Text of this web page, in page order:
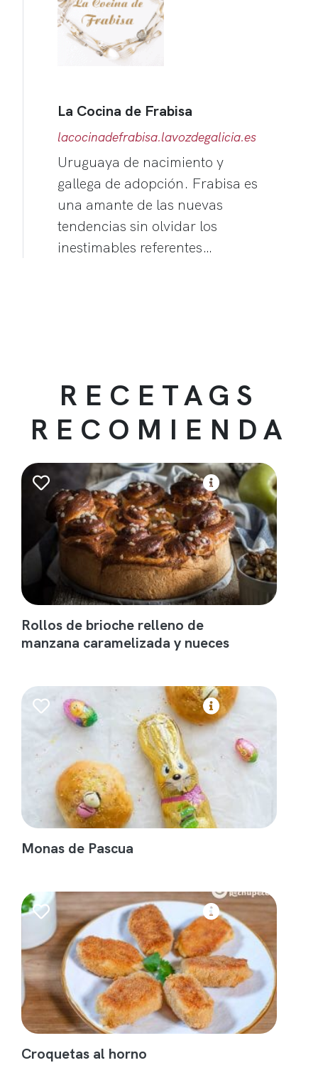
La Cocina de Frabisa
lacocinadefrabisa.lavozdegalicia.es
Uruguaya de nacimiento y
gallega de adopción. Frabisa es
una amante de las nuevas
tendencias sin olvidar los
inestimables referentes…
RECETAGS
RECOMIENDA
Rollos de brioche relleno de
manzana caramelizada y nueces
Monas de Pascua
Croquetas al horno